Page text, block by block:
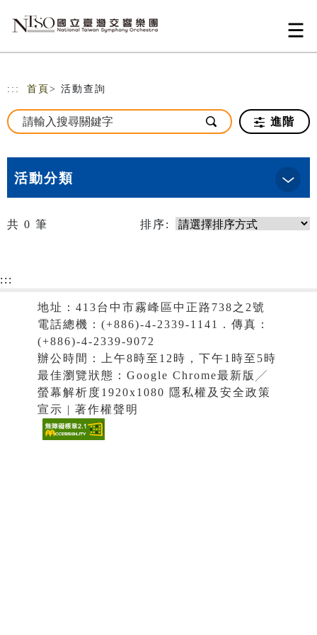
::: 首頁 > 活動查詢
進階
活動分類
共 0 筆 排序:
:::
地址：413台中市霧峰區中正路738之2號
電話總機：(+886)-4-2339-1141．傳真：
(+886)-4-2339-9072
辦公時間：上午8時至12時，下午1時至5時
最佳瀏覽狀態：Google Chrome最新版╱
螢幕解析度1920x1080 隱私權及安全政策
宣示 | 著作權聲明